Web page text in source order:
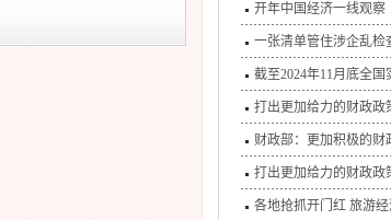
开年中国经济一线观
一张清单管住涉企乱检
截至2024年11月底全
打出更加给力的财政
财政部：更加积极的财
打出更加给力的财政
各地抢抓开门红 旅游